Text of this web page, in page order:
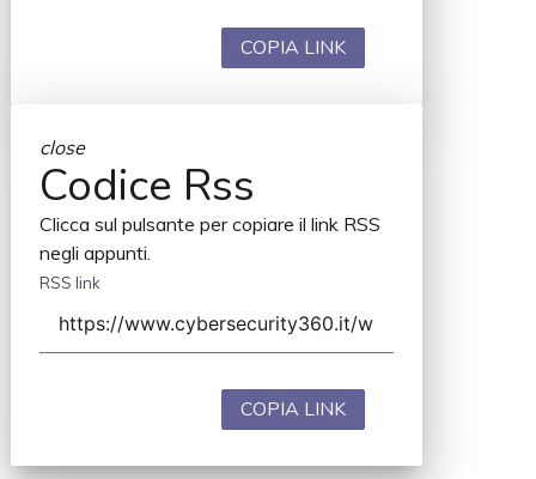
COPIA LINK
close
Codice Rss
Clicca sul pulsante per copiare il link RSS
negli appunti.
RSS link
COPIA LINK